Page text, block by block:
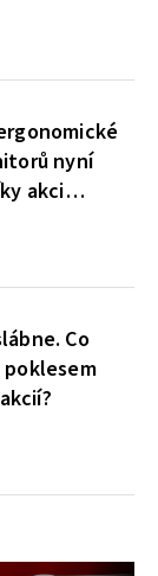
nyní
akci
Co